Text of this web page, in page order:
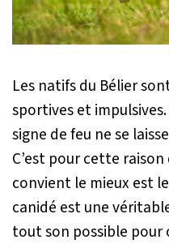
Les natifs du Bélier
sportives et
signe de feu ne se
C’est pour cette
convient le mieux est
canidé est une
tout son possible pour